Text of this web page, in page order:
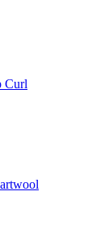
Curl